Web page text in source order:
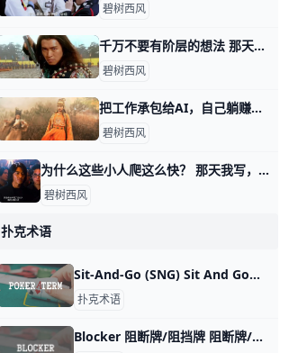
碧树西风
千万不要有阶层的想法 那天我写，这年头该怎么赚钱时，有读者留言问我说，可不可以认为那四种不同方式下，阶层有所抬升？ 首先，我纠正你一个想法，当然这个想法很普遍，就是
碧树西风
把工作承包给AI，自己躺赚差价？ 那天我写，这年头该怎么赚钱时，有读者问我，如果自己从事的是耗材型的工作，又无心提升。 是不是只要用好AI，让它去当耗材替身，就会迎来春天？ 就像
碧树西风
为什么这些小人爬这么快？ 那天我写，这年头该怎么赚钱时，有个读者留言问我： 他说，他感觉，好像那四个类型，无论哪个，都是小人爬的更加快。 按说不该这么讲，因为有些书生气，
碧树西风
扑克术语
Sit-And-Go (SNG) Sit And Go（SNG）是德州扑克中的一种比赛形式。这种比赛类型通常在没有预定开始时间的情况下进行，而是在有足够参赛人数后立即开始。参与者在比赛开
扑克术语
Blocker 阻断牌/阻挡牌 阻断牌/阻挡牌 （Blocker） 是指玩家手中的牌可以阻止对手组成某个特定牌型的牌。 例如，在德州扑克中，如果你手中拿到了两张 A，那么你对对手可